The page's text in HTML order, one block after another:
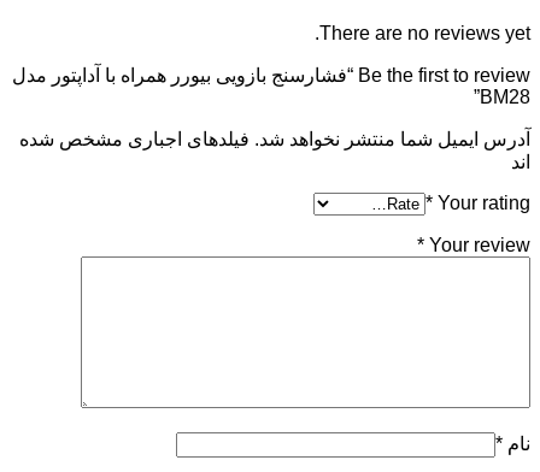
There are no reviews yet.
Be the first to review “فشارسنج بازویی بیورر همراه با آداپتور مدل
BM28”
آدرس ایمیل شما منتشر نخواهد شد. فیلدهای اجباری مشخص شده
اند
Your rating
*
Your review
*
نام *